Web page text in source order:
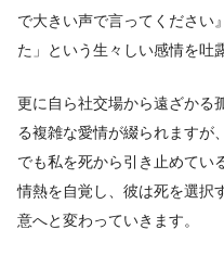
で大きい声で言ってください
た」という生々しい感情を吐
更に自ら社交場から遠ざかる
る複雑な愛情が綴られますが
でも私を死から引き止めてい
情熱を自覚し、彼は死を選択
意へと変わっていきます。